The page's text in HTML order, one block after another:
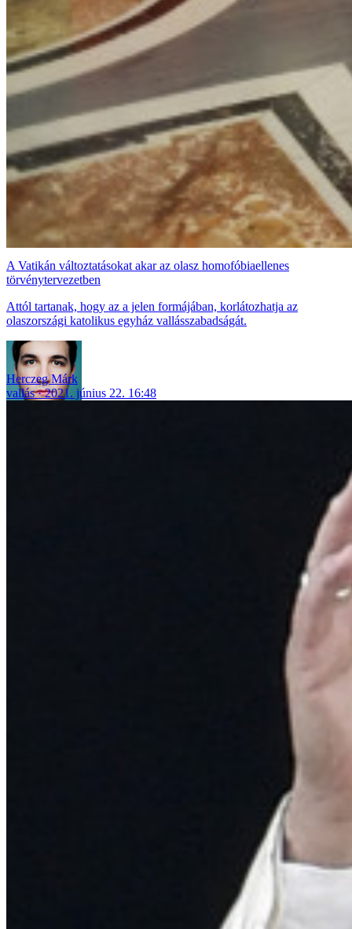
A Vatikán változtatásokat akar az olasz homofóbiaellenes
törvénytervezetben
Attól tartanak, hogy az a jelen formájában, korlátozhatja az
olaszországi katolikus egyház vallásszabadságát.
Herczeg Márk
vallás
2021. június 22. 16:48